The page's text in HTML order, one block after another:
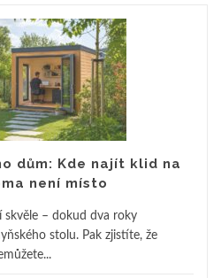
dům: Kde najít klid na
není místo
skvěle – dokud dva roky
stolu. Pak zjistíte, že